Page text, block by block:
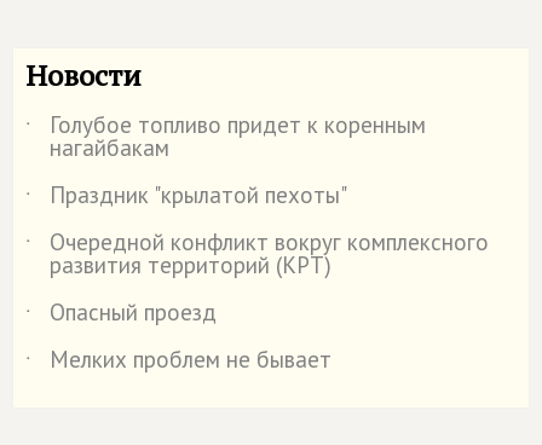
Новости
˙ Голубое топливо придет к коренным
нагайбакам
˙
Праздник "крылатой пехоты"
˙
Очередной конфликт вокруг комплексного
развития территорий (КРТ)
˙
Опасный проезд
˙
Мелких проблем не бывает